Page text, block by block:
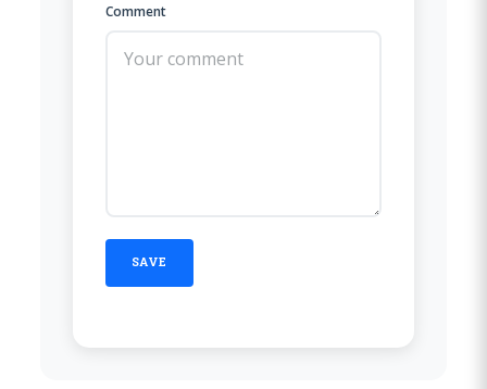
Comment